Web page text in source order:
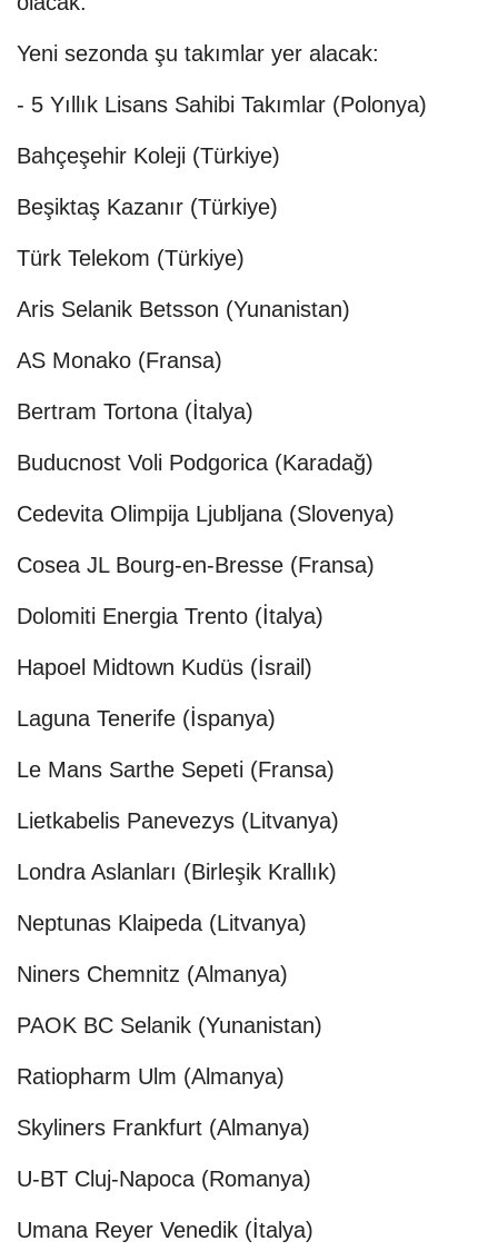
Yeni sezonda şu takımlar yer alacak:
- 5 Yıllık Lisans Sahibi Takımlar (Polonya)
Bahçeşehir Koleji (Türkiye)
Beşiktaş Kazanır (Türkiye)
Türk Telekom (Türkiye)
Aris Selanik Betsson (Yunanistan)
AS Monako (Fransa)
Bertram Tortona (İtalya)
Buducnost Voli Podgorica (Karadağ)
Cedevita Olimpija Ljubljana (Slovenya)
Cosea JL Bourg-en-Bresse (Fransa)
Dolomiti Energia Trento (İtalya)
Hapoel Midtown Kudüs (İsrail)
Laguna Tenerife (İspanya)
Le Mans Sarthe Sepeti (Fransa)
Lietkabelis Panevezys (Litvanya)
Londra Aslanları (Birleşik Krallık)
Neptunas Klaipeda (Litvanya)
Niners Chemnitz (Almanya)
PAOK BC Selanik (Yunanistan)
Ratiopharm Ulm (Almanya)
Skyliners Frankfurt (Almanya)
U-BT Cluj-Napoca (Romanya)
Umana Reyer Venedik (İtalya)